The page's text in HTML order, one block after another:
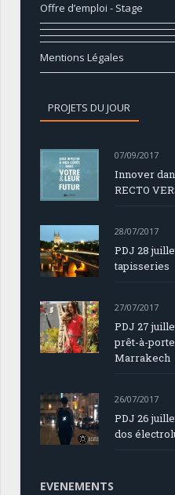
Offre d’emploi - Stage
Mentions Légales
PROJETS DU JOUR
07/09/2017
Innover
RECTO
28/07/2017
PDJ 28
tapisseries
27/07/2017
PDJ 27
prêt-à-
Marrakech
26/07/2017
PDJ 26
dos
EVENEMENTS